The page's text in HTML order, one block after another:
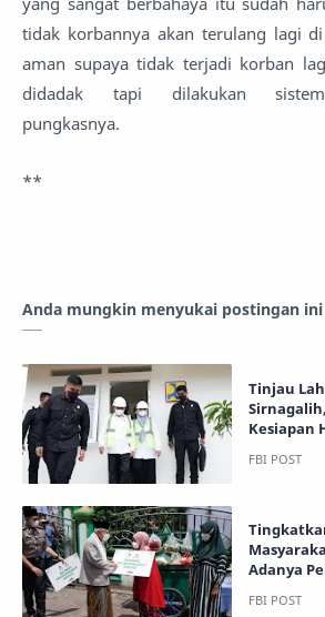
tidak korbannya akan terulang lagi
aman supaya tidak terjadi korban
didadak tapi dilakukan
pungkasnya.
**
Anda mungkin menyukai postingan ini
Tinjau
Kesiapan
Adanya